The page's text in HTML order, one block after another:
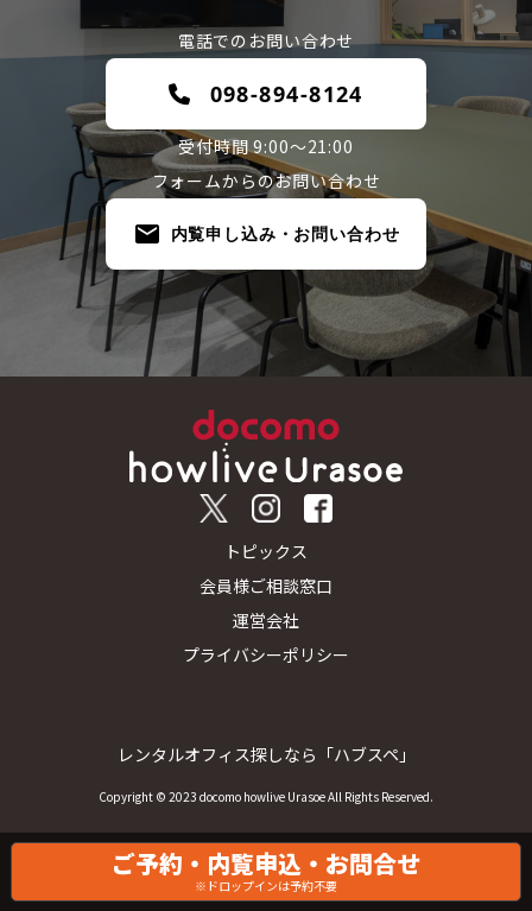
電話でのお問い合わせ
098-894-8124
受付時間 9:00～21:00
フォームからのお問い合わせ
内覧申し込み・お問い合わせ
トピックス
会員様ご相談窓口
運営会社
プライバシーポリシー
レンタルオフィス探しなら「ハブスペ」
Copyright © 2023 docomo howlive Urasoe All Rights Reserved.
ご予約・内覧申込・お問合せ
※ドロップインは予約不要